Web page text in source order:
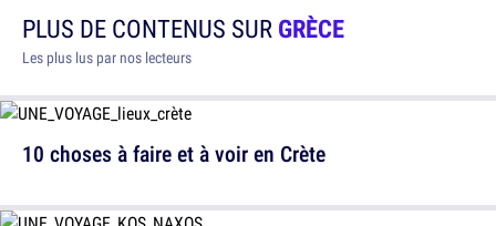
PLUS DE CONTENUS SURGRÈCE
Les plus lus par nos lecteurs
10 choses à faire et à voir en Crète